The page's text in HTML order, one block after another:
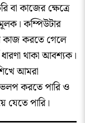
বা কাজের ক্ষেত্রে
কম্পিউটার
কাজ করতে গেলে
থাকা আবশ্যক।
আমরা
করতে পারি ও
যেতে পারি।